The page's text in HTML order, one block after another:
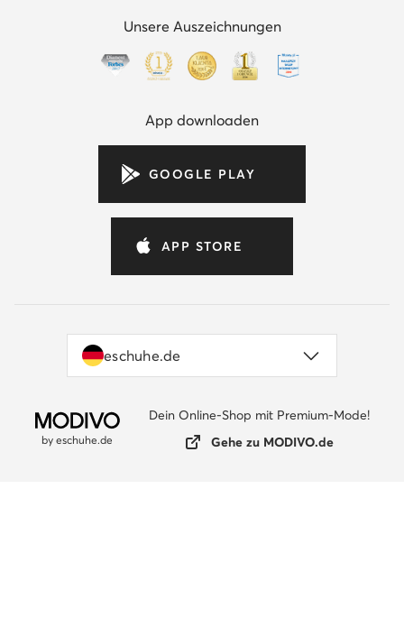
Unsere Auszeichnungen
App downloaden
GOOGLE PLAY
APP STORE
eschuhe.de
by eschuhe.de
Dein Online-Shop mit Premium-Mode!
Gehe zu MODIVO.de